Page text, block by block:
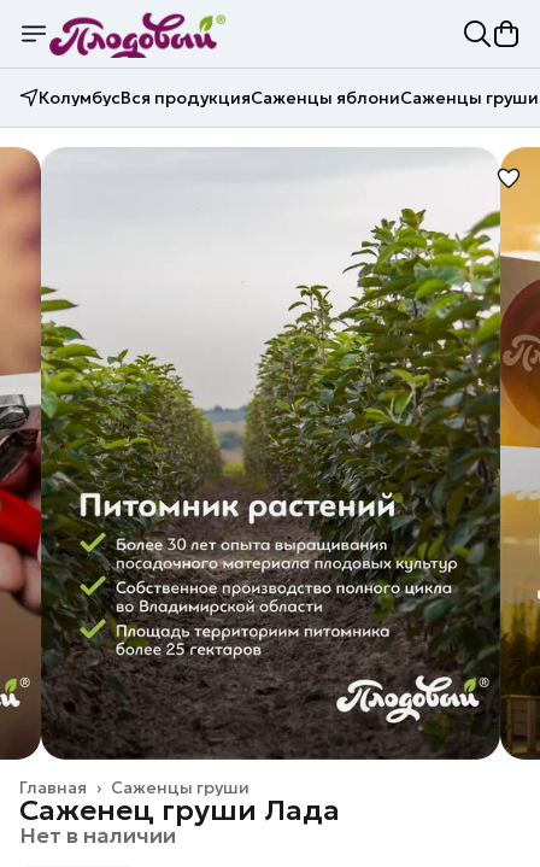
КолумбусВся продукцияСаженцы яблониСаженцы груши
Саженцы груши
Главная ›
Саженец груши Лада
Нет в наличии